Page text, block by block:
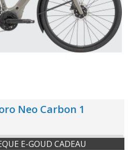
Neo Carbon 1
E-GOUD CADEAU